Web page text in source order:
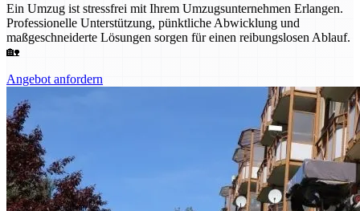
Ein Umzug ist stressfrei mit Ihrem Umzugsunternehmen Erlangen.
Professionelle Unterstützung, pünktliche Abwicklung und
maßgeschneiderte Lösungen sorgen für einen reibungslosen Ablauf.
🏡
Angebot anfordern